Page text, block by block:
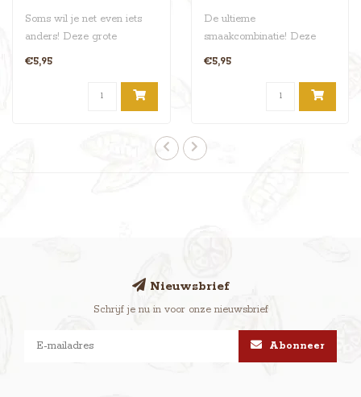
Soms wil je net even iets
anders! Deze grote
€5,95
De ultieme
smaakcombinatie! Deze
€5,95
Nieuwsbrief
Schrijf je nu in voor onze nieuwsbrief
Abonneer